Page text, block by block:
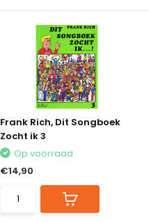
Frank Rich, Dit Songboek
Zocht ik 3
Op voorraad
€14,90